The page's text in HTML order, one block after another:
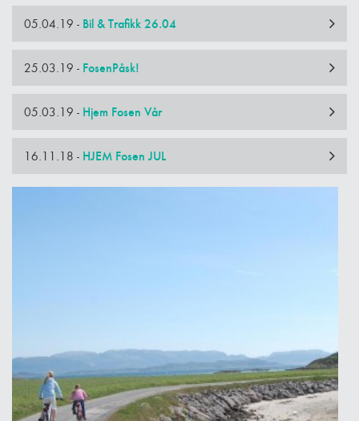
05.04.19 - Bil & Trafikk 26.04
25.03.19 - FosenPåsk!
05.03.19 - Hjem Fosen Vår
16.11.18 - HJEM Fosen JUL